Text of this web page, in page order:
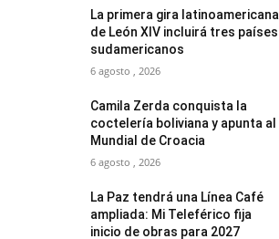
La primera gira latinoamericana
de León XIV incluirá tres países
sudamericanos
6 agosto , 2026
Camila Zerda conquista la
coctelería boliviana y apunta al
Mundial de Croacia
6 agosto , 2026
La Paz tendrá una Línea Café
ampliada: Mi Teleférico fija
inicio de obras para 2027